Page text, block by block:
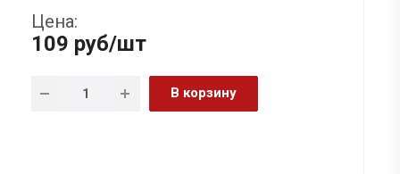
Цена:
109 руб/шт
В корзину